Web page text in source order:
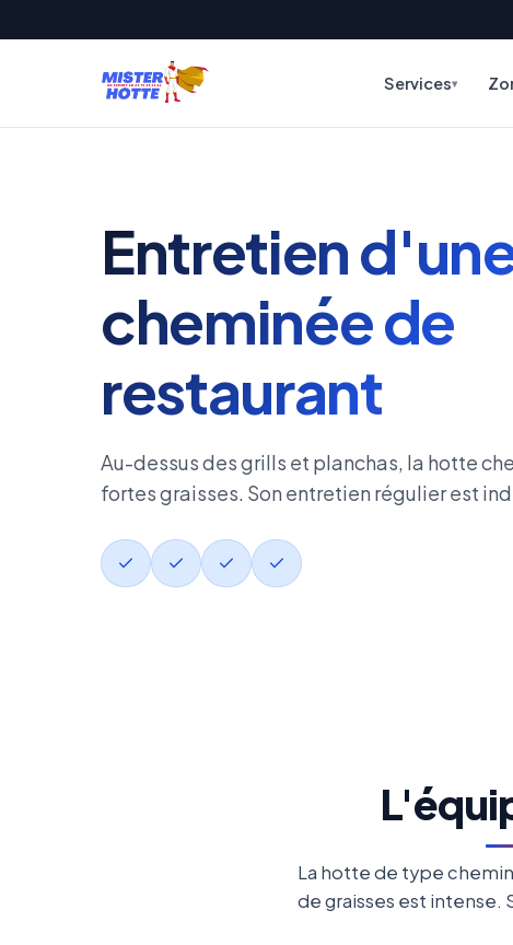
Services
Entretien
cheminée de
restaurant
Au-dessus des grills et planchas, la hotte
fortes graisses. Son entretien régulier est
La hotte de type
de graisses est intense.